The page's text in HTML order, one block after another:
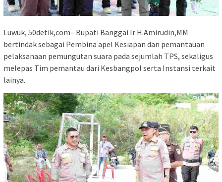
Luwuk, 50detik,com– Bupati Banggai Ir H.Amirudin,MM
bertindak sebagai Pembina apel Kesiapan dan pemantauan
pelaksanaan pemungutan suara pada sejumlah TPS, sekaligus
melepas Tim pemantau dari Kesbangpol serta Instansi terkait
lainya.